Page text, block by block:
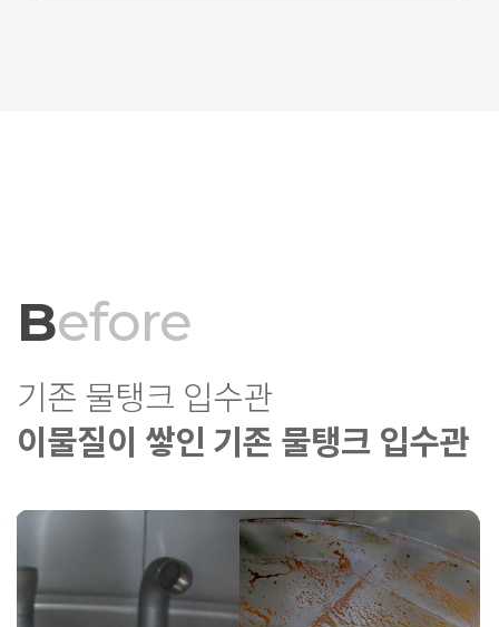
Before
기존 물탱크 입수관
이물질이 쌓인 기존 물탱크 입수관